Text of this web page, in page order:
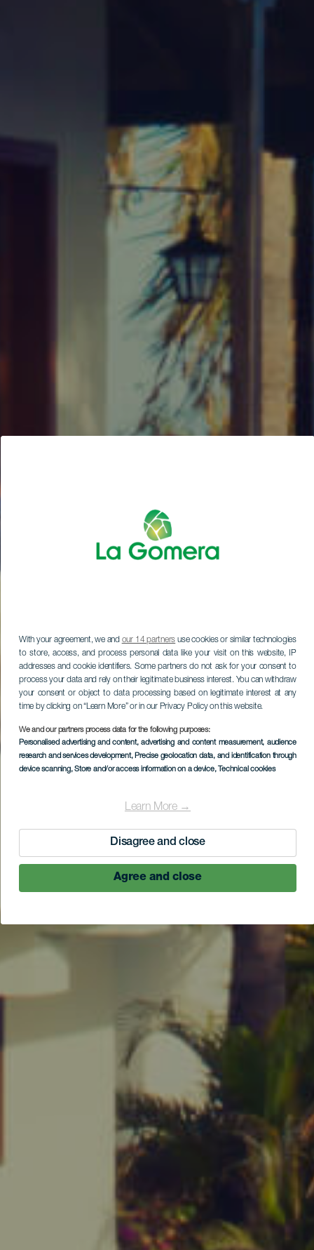
With your agreement, we and our 14 partners use cookies or similar technologies
to store, access, and process personal data like your visit on this website, IP
addresses and cookie identifiers. Some partners do not ask for your consent to
process your data and rely on their legitimate business interest. You can withdraw
your consent or object to data processing based on legitimate interest at any
time by clicking on “Learn More” or in our Privacy Policy on this website.
We and our partners process data for the following purposes:
Personalised advertising and content, advertising and content measurement, audience
research and services development, Precise geolocation data, and identification through
device scanning, Store and/or access information on a device, Technical cookies
Learn More →
Disagree and close
Agree and close